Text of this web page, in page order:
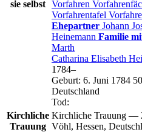
sie selbst Vorfahren
Vorfahrentafel
Ehepartner Johann
Heinemann Familie
Marth
Catharina Elisabeth
1784–
Geburt: 6. Juni 1784 50
Deutschland
Tod:
Kirchliche
Trauung
Kirchliche Trauung —
Vöhl, Hessen,